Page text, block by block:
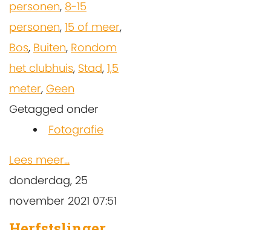
personen, 8-15
personen, 15 of meer,
Bos, Buiten, Rondom
het clubhuis, Stad, 1,5
meter, Geen
Getagged onder
Fotografie
Lees meer...
donderdag, 25
november 2021 07:51